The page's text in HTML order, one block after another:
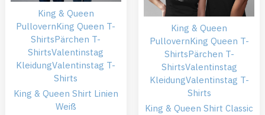
King & Queen
PullovernKing Queen T-
ShirtsPärchen T-
ShirtsValentinstag
KleidungValentinstag T-
Shirts
King & Queen Shirt Linien
Weiß
King & Queen
PullovernKing Queen T-
ShirtsPärchen T-
ShirtsValentinstag
KleidungValentinstag T-
Shirts
King & Queen Shirt Classic